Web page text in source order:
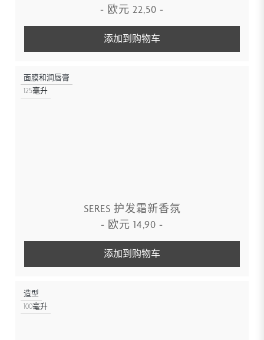
- 欧元 22,50 -
添加到购物车
面膜和润唇膏
125毫升
SERES 护发霜新香氛
- 欧元 14,90 -
添加到购物车
造型
100毫升